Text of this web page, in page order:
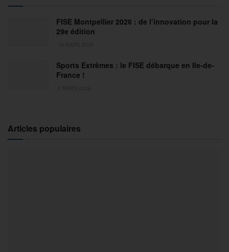
FISE Montpellier 2026 : de l’innovation pour la
29e édition
Sports Extrêmes : le FISE débarque en Ile-de-
France !
Articles populaires